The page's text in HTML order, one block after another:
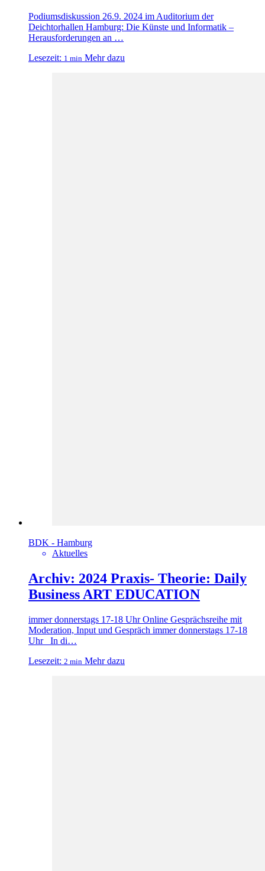
Podiumsdiskussion 26.9. 2024 im Auditorium der
Deichtorhallen Hamburg: Die Künste und Informatik –
Herausforderungen an …
Lesezeit: 1 min Mehr dazu
BDK - Hamburg
Aktuelles
Archiv: 2024 Praxis- Theorie: Daily
Business ART EDUCATION
immer donnerstags 17-18 Uhr Online Gesprächsreihe mit
Moderation, Input und Gespräch immer donnerstags 17-18
Uhr In di…
Lesezeit: 2 min Mehr dazu